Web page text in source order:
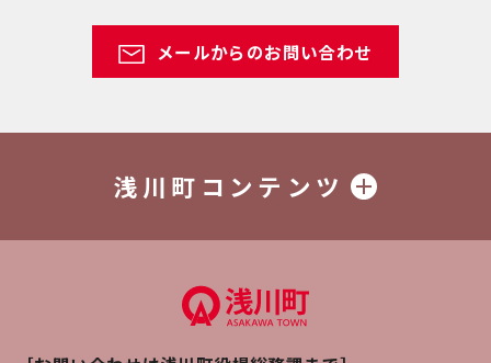
メールからのお問い合わせ
浅川町コンテンツ